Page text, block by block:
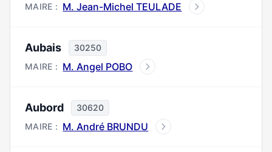
MAIRE : M. Jean-Michel TEULADE
Aubais
30250
MAIRE : M. Angel POBO
Aubord
30620
MAIRE : M. André BRUNDU